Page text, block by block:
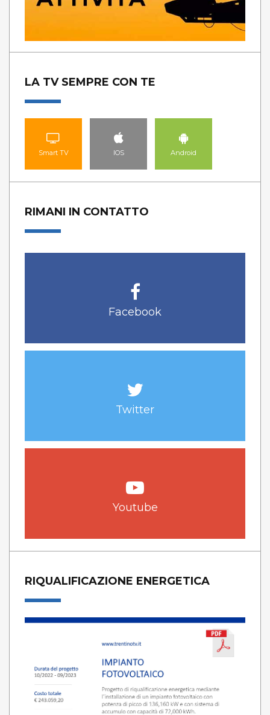
LA TV SEMPRE CON TE
Smart TV IOS Android
RIMANI IN CONTATTO
Facebook
Twitter
Youtube
RIQUALIFICAZIONE ENERGETICA